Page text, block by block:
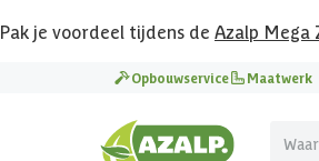
Pak je voordeel tijdens de Azalp Mega
Opbouwservice Maatwerk